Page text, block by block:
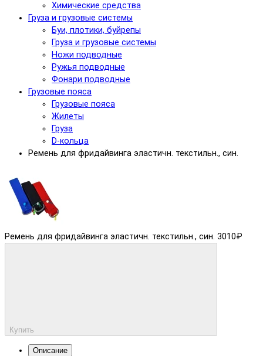
Химические средства
Груза и грузовые системы
Буи, плотики, буйрепы
Груза и грузовые системы
Ножи подводные
Ружья подводные
Фонари подводные
Грузовые пояса
Грузовые пояса
Жилеты
Груза
D-кольца
Ремень для фридайвинга эластичн. текстильн., син.
Ремень для фридайвинга эластичн. текстильн., син. 3010₽
Купить
Описание